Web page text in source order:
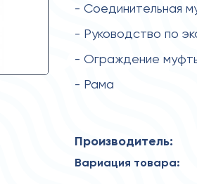
- Соединительная
- Руководство по
- Ограждение
- Рама
Производитель:
Вариация товара: